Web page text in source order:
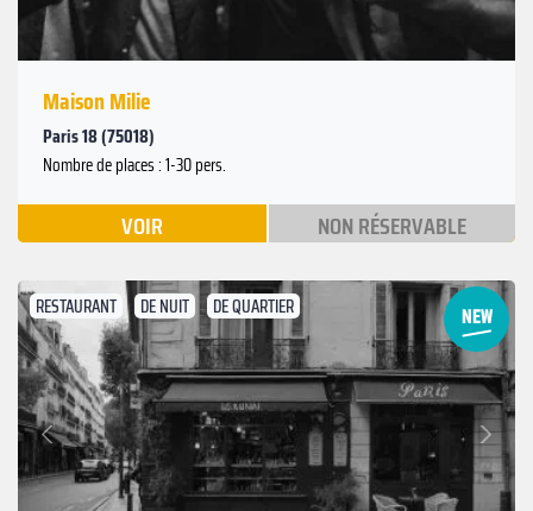
Maison Milie
Paris 18 (75018)
Nombre de places : 1-30 pers.
VOIR NON RÉSERVABLE
RESTAURANT DE NUIT DE QUARTIER
Précédent
Suivant